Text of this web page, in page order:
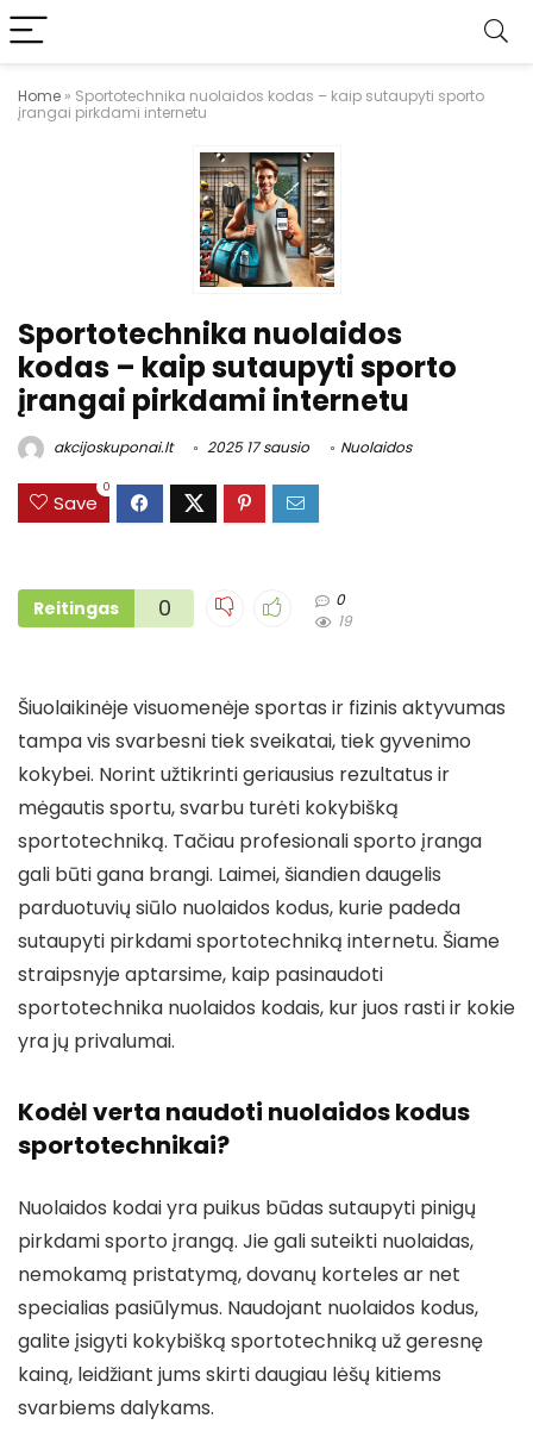
Home » Sportotechnika nuolaidos kodas – kaip sutaupyti sporto
įrangai pirkdami internetu
Sportotechnika nuolaidos
kodas – kaip sutaupyti sporto
įrangai pirkdami internetu
akcijoskuponai.lt 2025 17 sausio Nuolaidos
Save
0
Reitingas 0
0
19
Šiuolaikinėje visuomenėje sportas ir fizinis aktyvumas
tampa vis svarbesni tiek sveikatai, tiek gyvenimo
kokybei. Norint užtikrinti geriausius rezultatus ir
mėgautis sportu, svarbu turėti kokybišką
sportotechniką. Tačiau profesionali sporto įranga
gali būti gana brangi. Laimei, šiandien daugelis
parduotuvių siūlo nuolaidos kodus, kurie padeda
sutaupyti pirkdami sportotechniką internetu. Šiame
straipsnyje aptarsime, kaip pasinaudoti
sportotechnika nuolaidos kodais, kur juos rasti ir kokie
yra jų privalumai.
Kodėl verta naudoti nuolaidos kodus
sportotechnikai?
Nuolaidos kodai yra puikus būdas sutaupyti pinigų
pirkdami sporto įrangą. Jie gali suteikti nuolaidas,
nemokamą pristatymą, dovanų korteles ar net
specialias pasiūlymus. Naudojant nuolaidos kodus,
galite įsigyti kokybišką sportotechniką už geresnę
kainą, leidžiant jums skirti daugiau lėšų kitiems
svarbiems dalykams.